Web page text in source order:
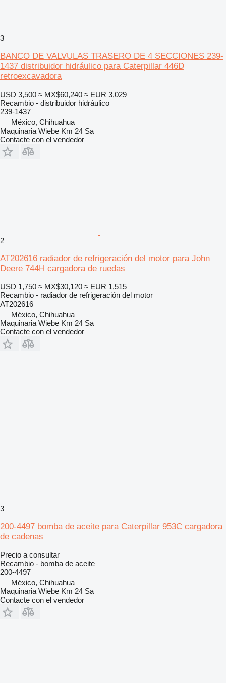
3
BANCO DE VALVULAS TRASERO DE 4 SECCIONES 239-
1437 distribuidor hidráulico para Caterpillar 446D
retroexcavadora
USD 3,500 ≈ MX$60,240 ≈ EUR 3,029
Recambio - distribuidor hidráulico
239-1437
México, Chihuahua
Maquinaria Wiebe Km 24 Sa
Contacte con el vendedor
2
AT202616 radiador de refrigeración del motor para John
Deere 744H cargadora de ruedas
USD 1,750 ≈ MX$30,120 ≈ EUR 1,515
Recambio - radiador de refrigeración del motor
AT202616
México, Chihuahua
Maquinaria Wiebe Km 24 Sa
Contacte con el vendedor
3
200-4497 bomba de aceite para Caterpillar 953C cargadora
de cadenas
Precio a consultar
Recambio - bomba de aceite
200-4497
México, Chihuahua
Maquinaria Wiebe Km 24 Sa
Contacte con el vendedor